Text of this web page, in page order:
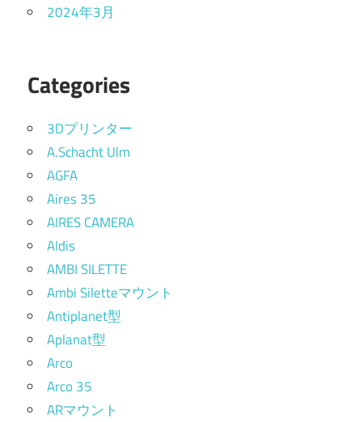
2024年3月
Categories
3Dプリンター
A.Schacht Ulm
AGFA
Aires 35
AIRES CAMERA
Aldis
AMBI SILETTE
Ambi Siletteマウント
Antiplanet型
Aplanat型
Arco
Arco 35
ARマウント